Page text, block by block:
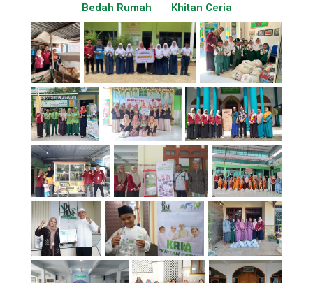
Bedah Rumah
Khitan Ceria